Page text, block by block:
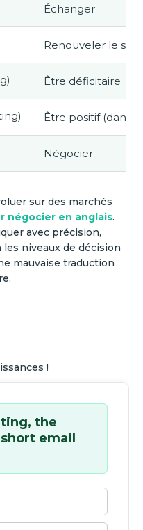
Échanger
Renouveler le
Être déficitaire
Être positif (dans
Négocier
sur des marchés
négocier en anglais.
avec précision,
les niveaux de décision
mauvaise traduction
!
the
email